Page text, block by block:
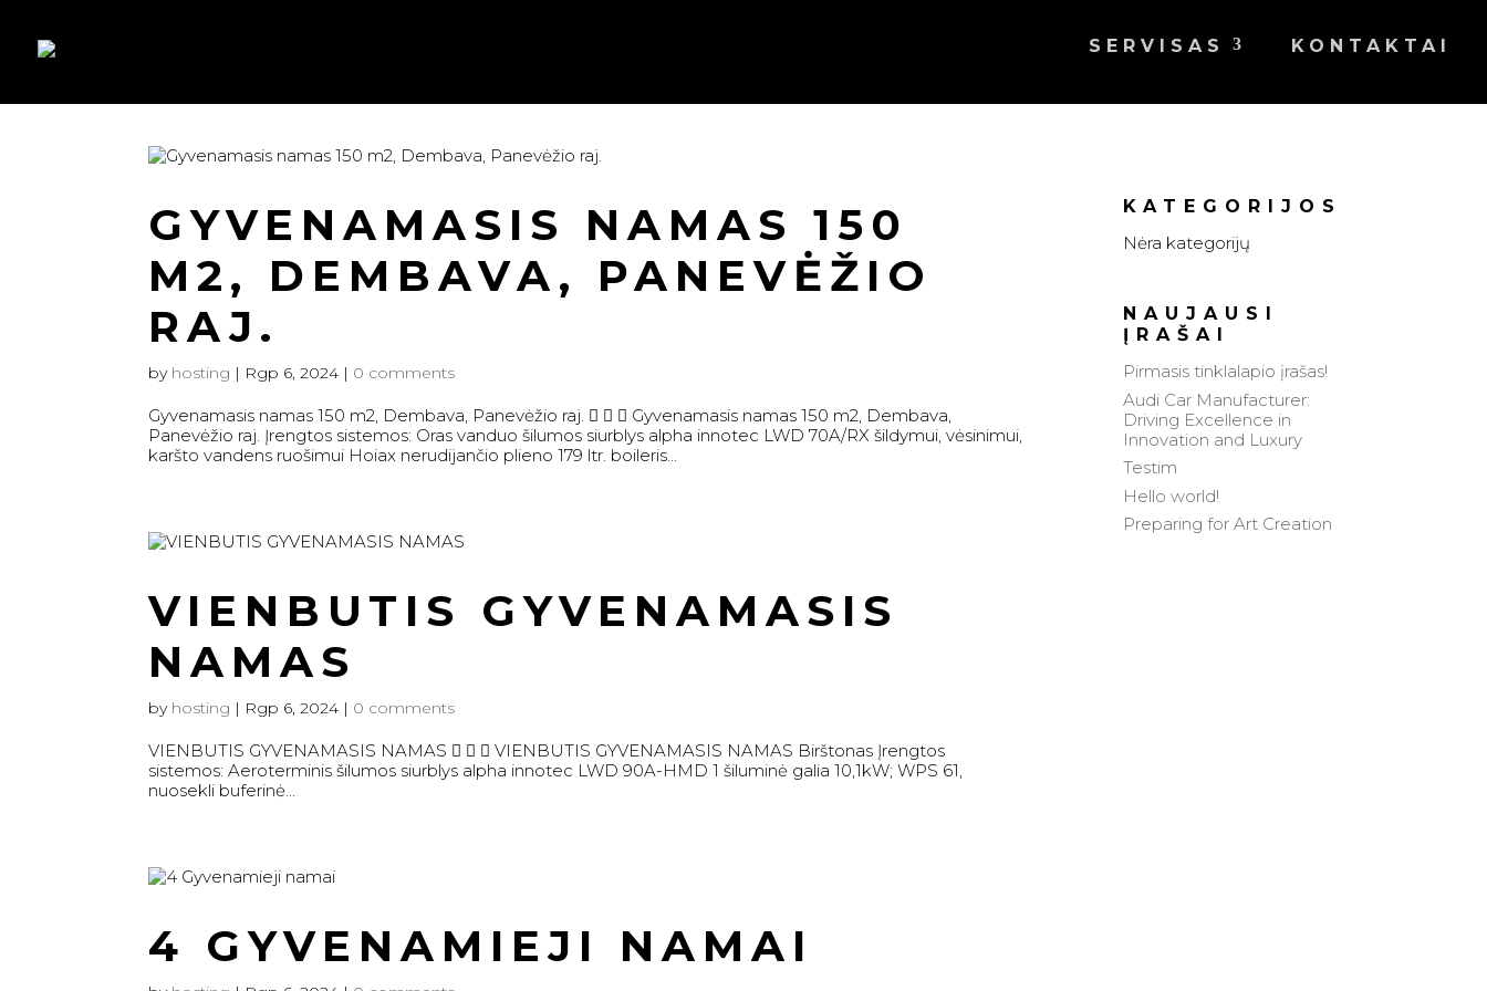
SERVISAS KONTAKTAI
GYVENAMASIS NAMAS 150
M2, DEMBAVA, PANEVĖŽIO
RAJ.
by hosting | Rgp 6, 2024 | 0 comments
Gyvenamasis namas 150 m2, Dembava, Panevėžio raj.    Gyvenamasis namas 150 m2, Dembava,
Panevėžio raj. Įrengtos sistemos: Oras vanduo šilumos siurblys alpha innotec LWD 70A/RX šildymui, vėsinimui,
karšto vandens ruošimui Hoiax nerudijančio plieno 179 ltr. boileris...
VIENBUTIS GYVENAMASIS
NAMAS
by hosting | Rgp 6, 2024 | 0 comments
VIENBUTIS GYVENAMASIS NAMAS    VIENBUTIS GYVENAMASIS NAMAS Birštonas Įrengtos
sistemos: Aeroterminis šilumos siurblys alpha innotec LWD 90A-HMD 1 šiluminė galia 10,1kW; WPS 61,
nuosekli buferinė...
4 GYVENAMIEJI NAMAI
KATEGORIJOS
Nėra kategorijų
NAUJAUSI
ĮRAŠAI
Pirmasis tinklalapio įrašas!
Audi Car Manufacturer:
Driving Excellence in
Innovation and Luxury
Testim
Hello world!
Preparing for Art Creation